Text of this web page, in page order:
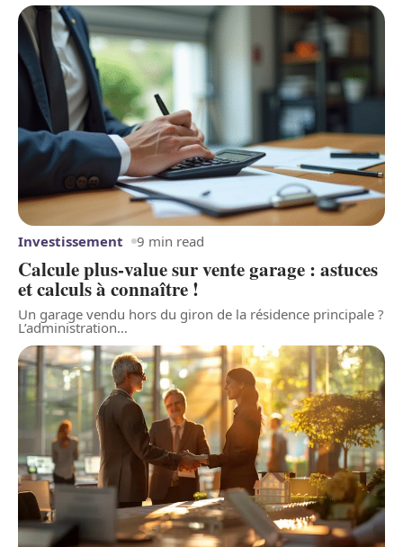
Calcule plus-value sur vente garage : astuces
et calculs à connaître !
Un garage vendu hors du giron de la résidence principale ?
L’administration…
Investissement 9 min read